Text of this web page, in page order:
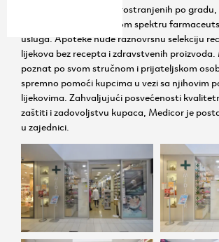
Sa više poslovnica rasprostranjenih po
praktičan pristup širokom spektru
usluga. Apoteke nude raznovrsnu selekciju
lijekova bez recepta i zdravstvenih
poznat po svom stručnom i prijateljskom
spremno pomoći kupcima u vezi sa njihovim
lijekovima. Zahvaljujući posvećenosti
zaštiti i zadovoljstvu kupaca, Medicor je
u zajednici.